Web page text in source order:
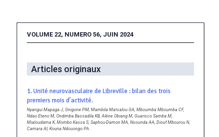
VOLUME 22, NUMERO 56, JUIN 2024
Articles originaux
1. Unité neurovasculaire de Libreville : bilan des trois
premiers mois d’activité.
Nyangui Mapaga J, Gnigone PM, Mambila Matsalou GA, Mboumba Mboumba CF,
Ndao Eteno M, Ondimba Bassadila KB, Alène Obiang M, Guarisco Samba M,
Mialoudama K, Mombo Kassa S, Saphou-Damon MA, Nsounda AA, Diouf Mbourou N,
Camara AI, Kouna Ndouongo Ph.